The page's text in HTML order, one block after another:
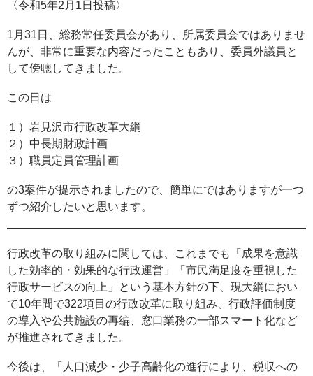
〈令和5年2月1日投稿〉
1月31日、総務常任委員会があり、所属委員会ではありませ
んが、非常に重要な内容だったこともあり、委員外議員と
して傍聴してきました。
この日は
１）岩見沢市行政改革大綱
２）中長期財政計画
３）職員定員管理計画
の3案件が提示されましたので、簡単にではありますが一つ
ずつ紹介したいと思います。
行政改革の取り組みに関しては、これまでも「成果を意識
した効率的・効果的な行政運営」「市民満足度を重視した
行政サービスの向上」という基本方針の下、現大綱におい
て10年間で322項目の行政改革に取り組み、行政評価制度
の導入や公共施設の再編、窓口業務の一部スマート化など
が推進されてきました。
今後は、「人口減少・少子高齢化の進行により、税収への